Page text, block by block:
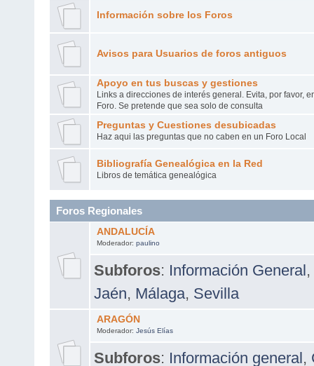
Información sobre los Foros
Avisos para Usuarios de foros antiguos
Apoyo en tus buscas y gestiones
Links a direcciones de interés general. Evita, por favor,
Foro. Se pretende que sea solo de consulta
Preguntas y Cuestiones desubicadas
Haz aqui las preguntas que no caben en un Foro Local
Bibliografía Genealógica en la Red
Libros de temática genealógica
Foros Regionales
ANDALUCÍA
Moderador: paulino
Subforos: Información General,
Jaén, Málaga, Sevilla
ARAGÓN
Moderador: Jesús Elías
Subforos: Información general,